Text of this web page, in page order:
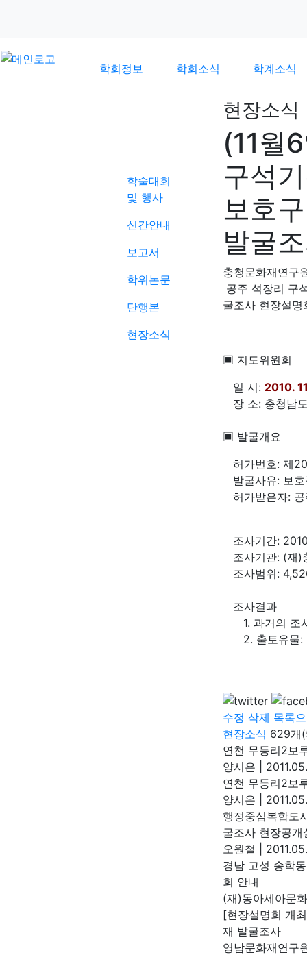
학회정보 학회소식 학계소식
학술대회
및 행사
신간안내
보고서
학위논문
단행본
현장소식
현장소식
(11월
구석
보호
발굴
충청문화재연구
공주 석장리 구
굴조사 현장설명
▣ 지도위원회
일 시: 2010.
장 소: 충청남
▣ 발굴개요
허가번호: 제
발굴사유: 보호
허가받은자: 공
조사기간:
조사기관: (재)
조사범위:
조사결과
1. 과거의 조
2. 출토유물:
수정 삭제 목록
현장소식 629개
연천 무등리2보
양시은
연천 무등리2보
양시은
행정중심복합도
굴조사 현장공개
오원철
경남 고성 송학
회 안내
(재)동아세아문
[현장설명회 개
재 발굴조사
영남문화재연구